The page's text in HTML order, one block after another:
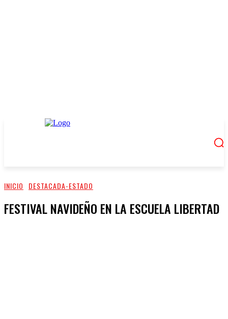
INICIO DESTACADA-ESTADO
FESTIVAL NAVIDEÑO EN LA ESCUELA LIBERTAD